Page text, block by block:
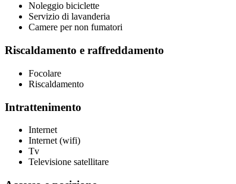
Noleggio biciclette
Servizio di lavanderia
Camere per non fumatori
Riscaldamento e raffreddamento
Focolare
Riscaldamento
Intrattenimento
Internet
Internet (wifi)
Tv
Televisione satellitare